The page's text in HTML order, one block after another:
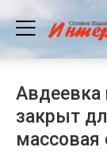
Авдеевка
закрыт
массовая